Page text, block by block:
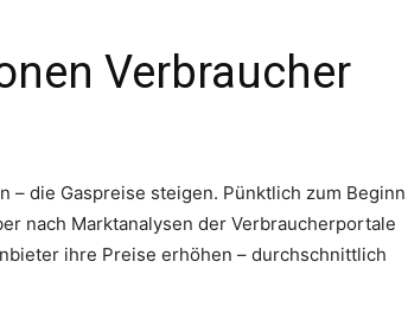
Verbraucher
die Gaspreise steigen. Pünktlich zum Beginn
nach Marktanalysen der Verbraucherportale
ihre Preise erhöhen – durchschnittlich